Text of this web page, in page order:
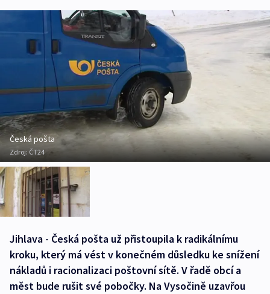
Česká pošta
Zdroj: ČT24
Jihlava - Česká pošta už přistoupila k radikálnímu
kroku, který má vést v konečném důsledku ke snížení
nákladů i racionalizaci poštovní sítě. V řadě obcí a
měst bude rušit své pobočky. Na Vysočině uzavřou